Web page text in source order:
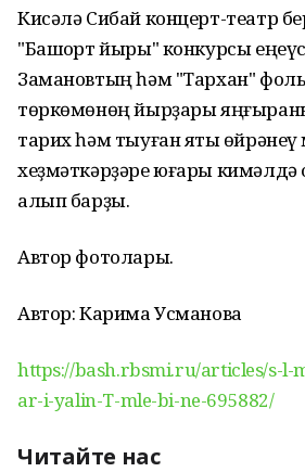
Кисәлә Сибай концерт-театр
"Башҡорт йыры" конкурсы
Замановтың һәм "Тархан"
төркөмөнөң йырҙары
тарих һәм тыуған яҡты
хеҙмәткәрҙәре юғары
алып барҙы.
Автор фотолары.
Автор: Карима Усманова
https://bash.rbsmi.ru/articles/s-l-
ar-i-yalin-T-mle-bi-ne-695882/
Читайте нас